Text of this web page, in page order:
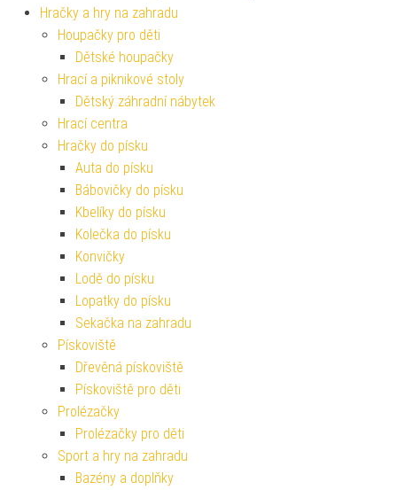
Hračky a hry na zahradu
Houpačky pro děti
Dětské houpačky
Hrací a piknikové stoly
Dětský záhradní nábytek
Hrací centra
Hračky do písku
Auta do písku
Bábovičky do písku
Kbelíky do písku
Kolečka do písku
Konvičky
Lodě do písku
Lopatky do písku
Sekačka na zahradu
Pískoviště
Dřevěná pískoviště
Pískoviště pro děti
Prolézačky
Prolézačky pro děti
Sport a hry na zahradu
Bazény a doplňky